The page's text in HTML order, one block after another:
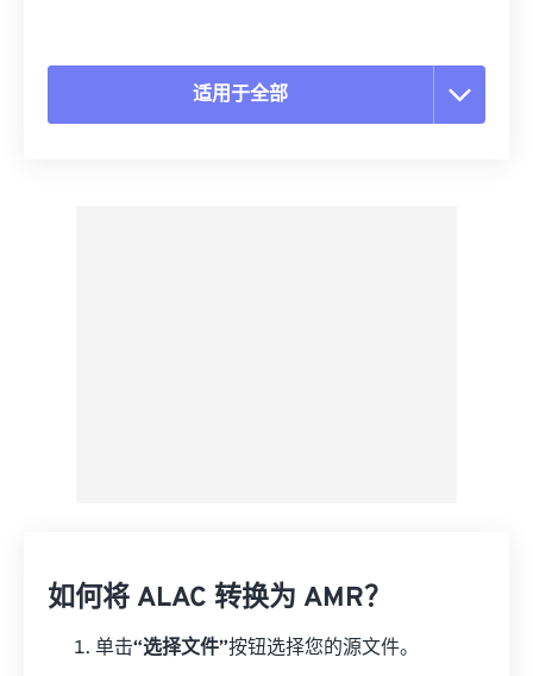
适用于全部
如何将 ALAC 转换为 AMR？
单击“选择文件”按钮选择您的源文件。